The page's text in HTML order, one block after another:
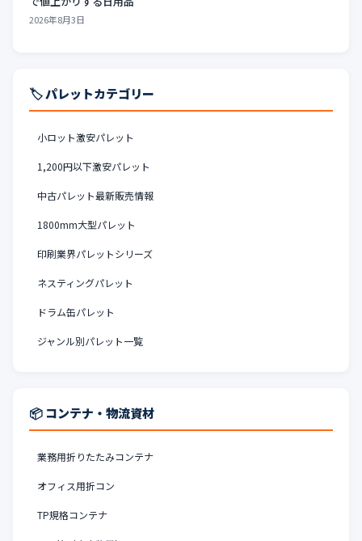
2026年8月3日
🏷️ パレットカテゴリー
小ロット激安パレット
1,200円以下激安パレット
中古パレット最新販売情報
1800mm大型パレット
印刷業界パレットシリーズ
ネスティングパレット
ドラム缶パレット
ジャンル別パレット一覧
📦 コンテナ・物流資材
業務用折りたたみコンテナ
オフィス用折コン
TP規格コンテナ